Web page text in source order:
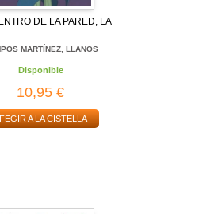
DE LA PARED, LA
MARTÍNEZ, LLANOS
Disponible
10,95 €
A LA CISTELLA